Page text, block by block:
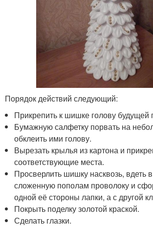
Порядок действий следующий:
Прикрепить к шишке голову будущей
Бумажную салфетку порвать на
обклеить ими голову.
Вырезать крылья из картона и
соответствующие места.
Просверлить шишку насквозь, вдеть
сложенную пополам проволоку и
одной её стороны лапки, а с другой
Покрыть поделку золотой краской.
Сделать глазки.